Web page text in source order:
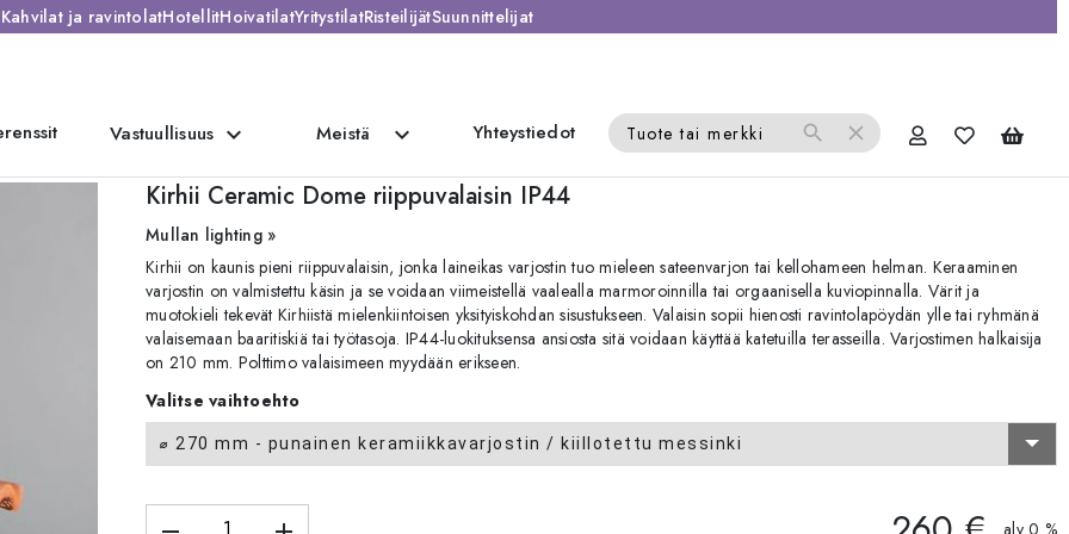
Kahvilat ja ravintolatHotellitHoivatilatYritystilatRisteilijätSuunnittelijat
Vastuullisuus expand_more Meistä expand_more Yhteystiedot Tuote tai merkki search close
Kirhii Ceramic Dome riippuvalaisin IP44
Mullan lighting »
Kirhii on kaunis pieni riippuvalaisin, jonka laineikas varjostin tuo mieleen sateenvarjon tai kellohameen helman. Keraaminen
varjostin on valmistettu käsin ja se voidaan viimeistellä vaalealla marmoroinnilla tai orgaanisella kuviopinnalla. Värit ja
muotokieli tekevät Kirhiistä mielenkiintoisen yksityiskohdan sisustukseen. Valaisin sopii hienosti ravintolapöydän ylle tai ryhmänä
valaisemaan baaritiskiä tai työtasoja. IP44-luokituksensa ansiosta sitä voidaan käyttää katetuilla terasseilla. Varjostimen halkaisija
on 210 mm. Polttimo valaisimeen myydään erikseen.
Valitse vaihtoehto
⌀ 270 mm - punainen keramiikkavarjostin / kiillotettu messinki
alv 0 %